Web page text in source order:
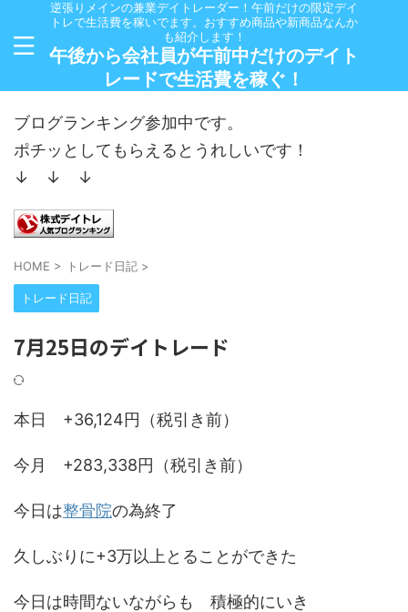
逆張りメインの兼業デイトレーダー！午前だけの限定デイ
トレで生活費を稼いでます。おすすめ商品や新商品なんか
も紹介します！
午後から会社員が午前中だけのデイト
レードで生活費を稼ぐ！
ブログランキング参加中です。
ポチッとしてもらえるとうれしいです！
↓ ↓ ↓
HOME > トレード日記 >
トレード日記
7月25日のデイトレード
本日 +36,124円（税引き前）
今月 +283,338円（税引き前）
今日は整骨院の為終了
久しぶりに+3万以上とることができた
今日は時間ないながらも 積極的にいき